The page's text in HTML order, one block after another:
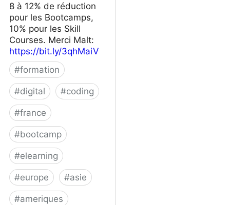
8 à 12% de réduction
pour les Bootcamps,
10% pour les Skill
Courses. Merci Malt:
https://bit.ly/3qhMaiV
#formation
#digital #coding
#france
#bootcamp
#elearning
#europe #asie
#ameriques